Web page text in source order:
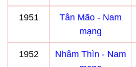
1951
Tân Mão - Nam
mạng
1952
Nhâm Thìn - Nam